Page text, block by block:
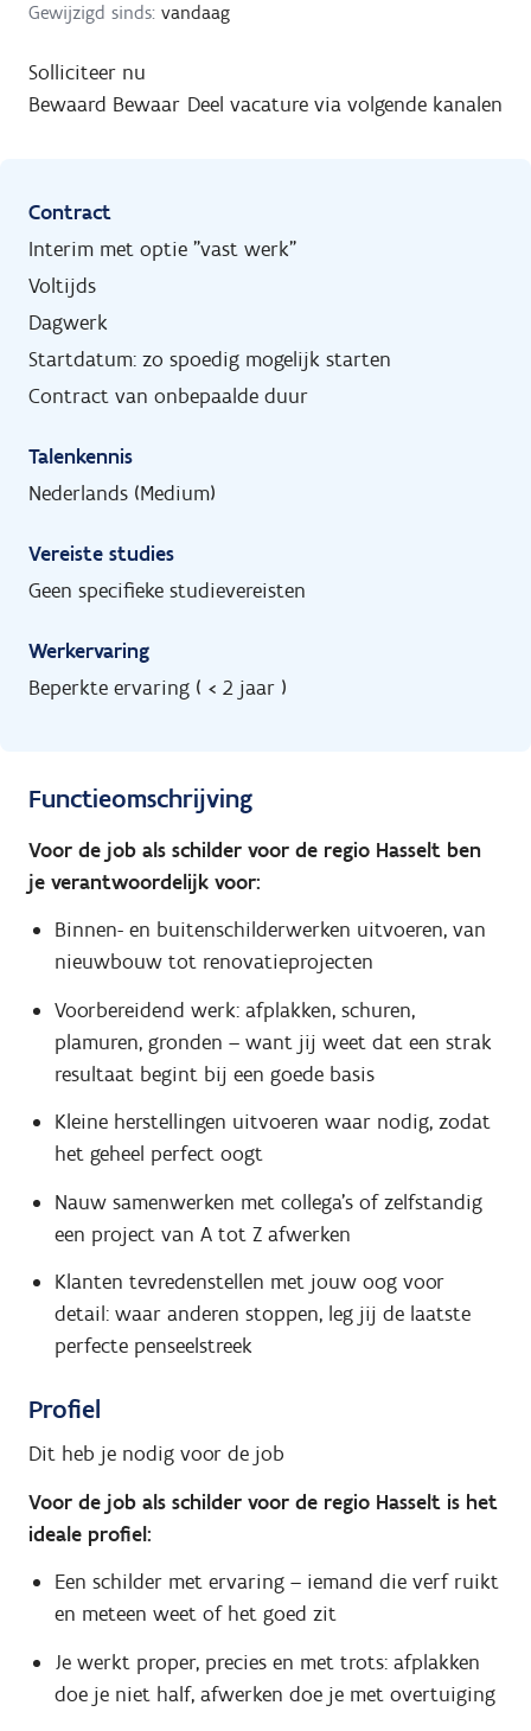
Gewijzigd sinds: vandaag
Solliciteer nu
Bewaard Bewaar Deel vacature via volgende kanalen
Contract
Interim met optie "vast werk"
Voltijds
Dagwerk
Startdatum: zo spoedig mogelijk starten
Contract van onbepaalde duur
Talenkennis
Nederlands (Medium)
Vereiste studies
Geen specifieke studievereisten
Werkervaring
Beperkte ervaring ( < 2 jaar )
Functieomschrijving
Voor de job als schilder voor de regio Hasselt ben
je verantwoordelijk voor:
Binnen- en buitenschilderwerken uitvoeren, van
nieuwbouw tot renovatieprojecten
Voorbereidend werk: afplakken, schuren,
plamuren, gronden – want jij weet dat een strak
resultaat begint bij een goede basis
Kleine herstellingen uitvoeren waar nodig, zodat
het geheel perfect oogt
Nauw samenwerken met collega’s of zelfstandig
een project van A tot Z afwerken
Klanten tevredenstellen met jouw oog voor
detail: waar anderen stoppen, leg jij de laatste
perfecte penseelstreek
Profiel
Dit heb je nodig voor de job
Voor de job als schilder voor de regio Hasselt is het
ideale profiel:
Een schilder met ervaring – iemand die verf ruikt
en meteen weet of het goed zit
Je werkt proper, precies en met trots: afplakken
doe je niet half, afwerken doe je met overtuiging